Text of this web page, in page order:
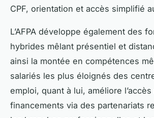
CPF, orientation et accès simplifié
L’AFPA développe également des
hybrides mêlant présentiel et
ainsi la montée en compétences
salariés les plus éloignés des
emploi, quant à lui, améliore l’accès
financements via des partenariats